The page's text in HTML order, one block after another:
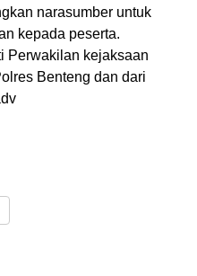
narasumber untuk
kepada peserta.
Perwakilan kejaksaan
Benteng dan dari